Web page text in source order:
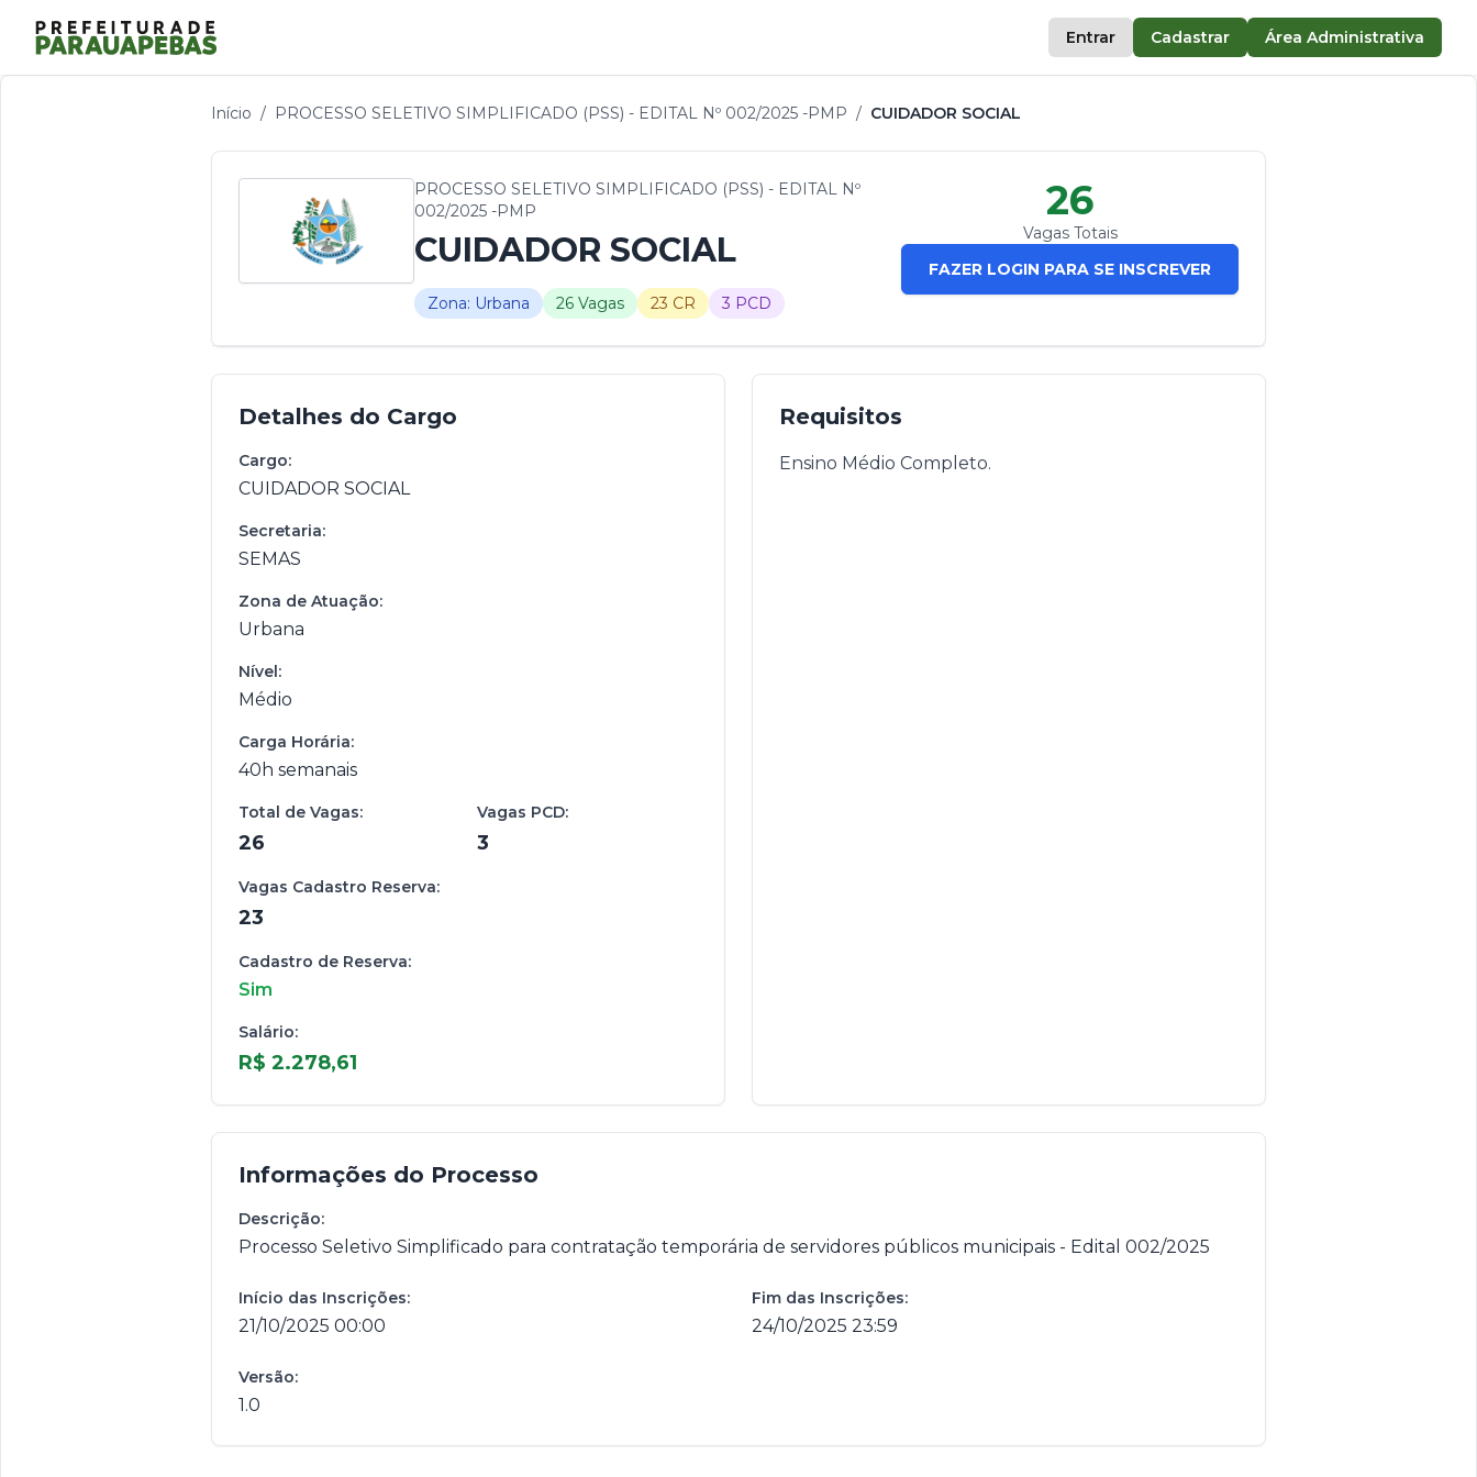
Entrar Cadastrar Área Administrativa
Início / PROCESSO SELETIVO SIMPLIFICADO (PSS) - EDITAL Nº 002/2025 -PMP / CUIDADOR SOCIAL
PROCESSO SELETIVO SIMPLIFICADO (PSS) - EDITAL Nº
002/2025 -PMP
CUIDADOR SOCIAL
Zona: Urbana 26 Vagas 23 CR 3 PCD
26
Vagas Totais
FAZER LOGIN PARA SE INSCREVER
Detalhes do Cargo
Cargo:
CUIDADOR SOCIAL
Secretaria:
SEMAS
Zona de Atuação:
Urbana
Nível:
Médio
Carga Horária:
40h semanais
Total de Vagas:
26
Vagas PCD:
3
Vagas Cadastro Reserva:
23
Cadastro de Reserva:
Sim
Salário:
R$ 2.278,61
Requisitos
Ensino Médio Completo.
Informações do Processo
Descrição:
Processo Seletivo Simplificado para contratação temporária de servidores públicos municipais - Edital 002/2025
Início das Inscrições:
21/10/2025 00:00
Fim das Inscrições:
24/10/2025 23:59
Versão:
1.0